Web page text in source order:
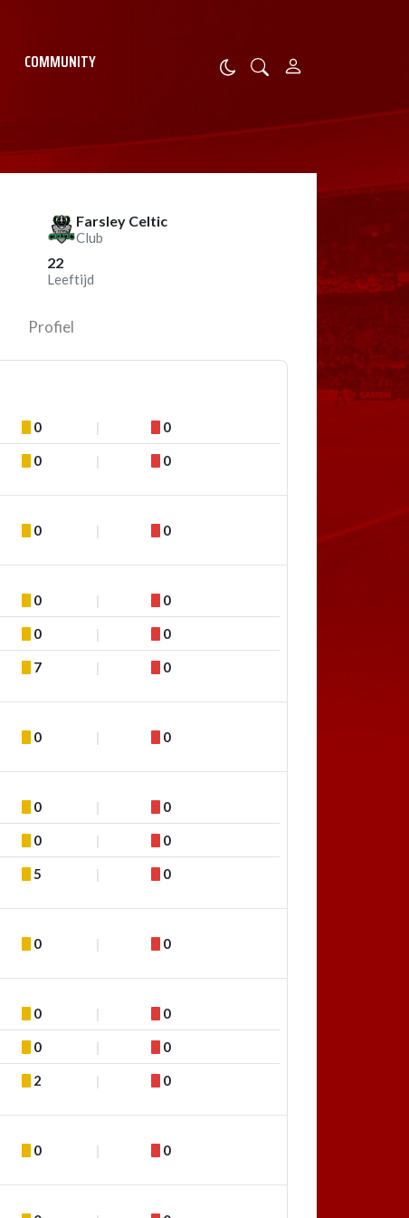
COMMUNITY
Farsley Celtic
Club
22
Leeftijd
Profiel
0 0
0 0
0 0
0 0
0 0
7 0
0 0
0 0
0 0
5 0
0 0
0 0
0 0
2 0
0 0